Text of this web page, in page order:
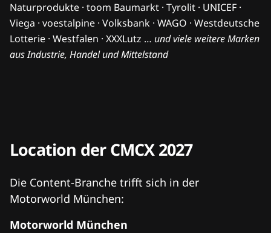
Naturprodukte · toom Baumarkt · Tyrolit · UNICEF ·
Viega · voestalpine · Volksbank · WAGO · Westdeutsche
Lotterie · Westfalen · XXXLutz … und viele weitere Marken
aus Industrie, Handel und Mittelstand
Location der CMCX 2027
Die Content-Branche trifft sich in der
Motorworld München:
Motorworld München